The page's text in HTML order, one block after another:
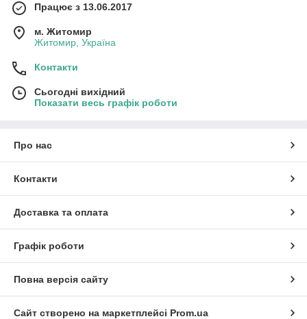
Працює з 13.06.2017
м. Житомир
Житомир, Україна
Контакти
Сьогодні вихідний
Показати весь графік роботи
Про нас
Контакти
Доставка та оплата
Графік роботи
Повна версія сайту
Сайт створено на маркетплейсі Prom.ua